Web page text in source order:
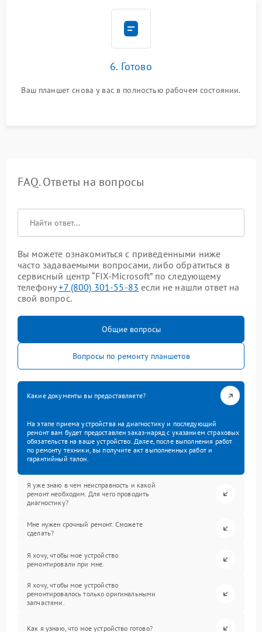
6. Готово
Ваш планшет снова у вас в полностью рабочем состоянии.
FAQ. Ответы на вопросы
Вы можете ознакомиться с приведенными ниже
часто задаваемыми вопросами, либо обратиться в
сервисный центр “FIX-Microsoft” по следующему
телефону+7 (800) 301-55-83 если не нашли ответ на
свой вопрос.
Общие вопросы
Вопросы по ремонту планшетов
Какие документы вы предоставляете?
На этапе приема устройства на диагностику и последующий
ремонт вам будет предоставлен заказ-наряд с указанием страховых
обязательств на ваше устройство. Далее, после выполнения работ
по ремонту техники, вы получите акт выполненных работ и
гарантийный талон.
Я уже знаю в чем неисправность и какой
ремонт необходим. Для чего проводить
диагностику?
Мне нужен срочный ремонт. Сможете
сделать?
Я хочу, чтобы мое устройство
ремонтировали при мне.
Я хочу, чтобы мое устройство
ремонтировалось только оригинальными
запчастями.
Как я узнаю, что мое устройство готово?